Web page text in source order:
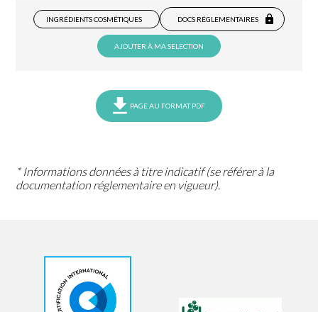
INGRÉDIENTS COSMÉTIQUES DOCS RÉGLEMENTAIRES
AJOUTER À MA SELECTION
PAGE AU FORMAT PDF
* Informations données à titre indicatif (se référer à la
documentation réglementaire en vigueur).